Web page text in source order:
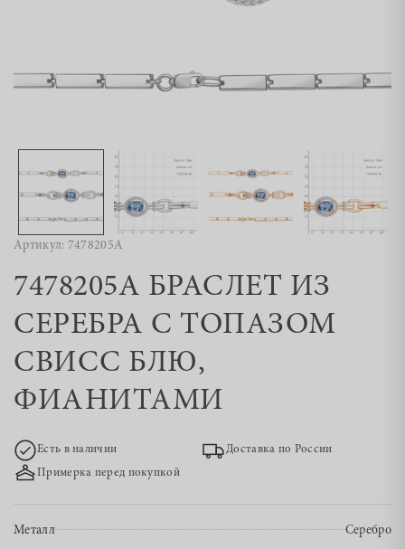
Артикул: 7478205А
7478205А БРАСЛЕТ ИЗ
СЕРЕБРА С ТОПАЗОМ
СВИСС БЛЮ,
ФИАНИТАМИ
Есть в наличии
Доставка по России
Примерка перед покупкой
Металл Серебро